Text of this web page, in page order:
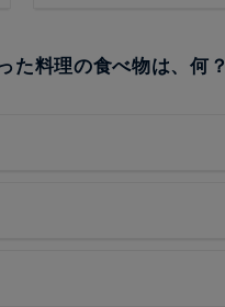
た料理の食べ物は、何？